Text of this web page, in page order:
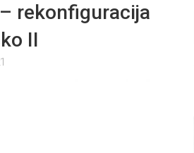
rekonfiguracija
II